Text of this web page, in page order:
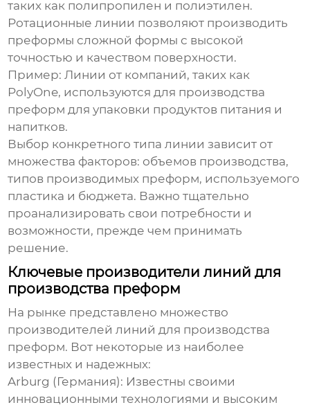
таких как полипропилен и полиэтилен.
Ротационные линии позволяют производить
преформы сложной формы с высокой
точностью и качеством поверхности.
Пример: Линии от компаний, таких как
PolyOne, используются для производства
преформ для упаковки продуктов питания и
напитков.
Выбор конкретного типа линии зависит от
множества факторов: объемов производства,
типов производимых преформ, используемого
пластика и бюджета. Важно тщательно
проанализировать свои потребности и
возможности, прежде чем принимать
решение.
Ключевые производители линий для
производства преформ
На рынке представлено множество
производителей линий для производства
преформ. Вот некоторые из наиболее
известных и надежных:
Arburg (Германия): Известны своими
инновационными технологиями и высоким